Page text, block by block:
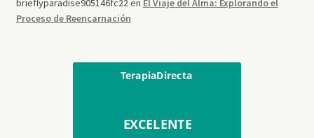
brieflyparadise905146fc22en El Viaje del Alma: Explorando el
Proceso de Reencarnación